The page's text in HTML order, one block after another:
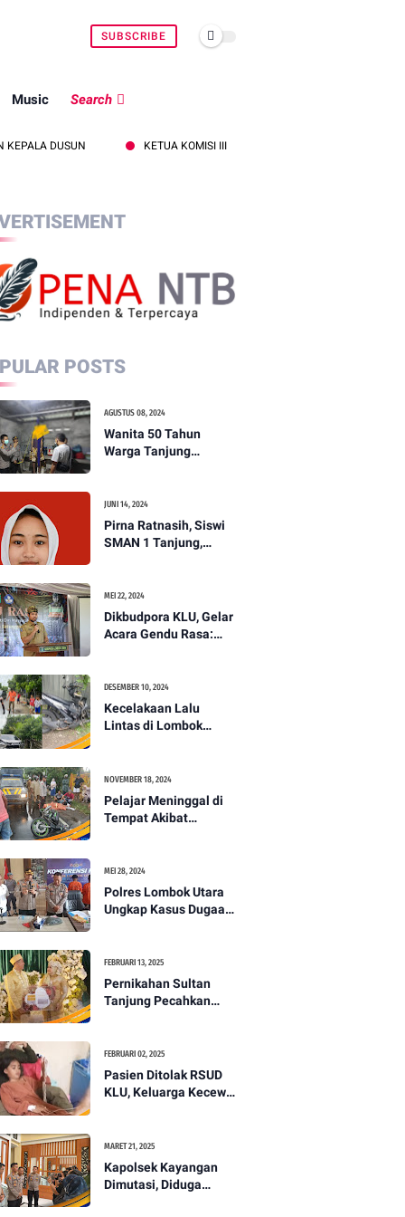
SUBSCRIBE
Music Search
KETUA KOMISI III DPR PASTIKAN TAK ADA SURPRES
POSTS
AGUSTUS 08, 2024
Wanita 50 Tahun
Warga Tanjung
JUNI 14, 2024
Pirna Ratnasih, Siswi
SMAN 1 Tanjung,
Paskibraka Tingkat
Nasional
MEI 22, 2024
Dikbudpora KLU, Gelar
Acara Gendu Rasa:
Masyarakat Dayan
Gunung
DESEMBER 10, 2024
Kecelakaan Lalu
Lintas di Lombok
PENANTB
NOVEMBER 18, 2024
Pelajar Meninggal di
Tempat Akibat
Utara -PENANTB
MEI 28, 2024
Polres Lombok Utara
Ungkap Kasus Dugaan
Gantung Diri
FEBRUARI 13, 2025
Pernikahan Sultan
Tanjung Pecahkan
PENANTB
FEBRUARI 02, 2025
Pasien Ditolak RSUD
KLU, Keluarga Kecewa
MARET 21, 2025
Kapolsek Kayangan
Dimutasi, Diduga